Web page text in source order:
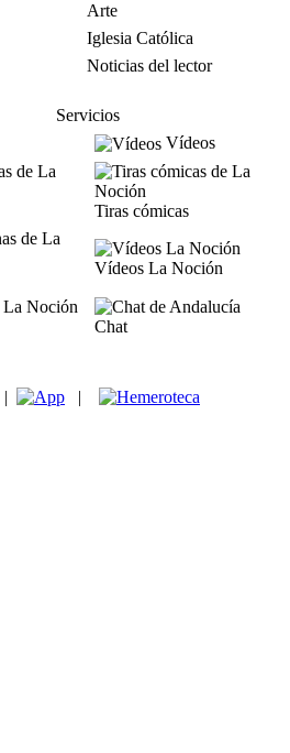
Arte
Iglesia Católica
Noticias del lector
Servicios
Vídeos
Tiras cómicas
Vídeos La Noción
Chat
| |